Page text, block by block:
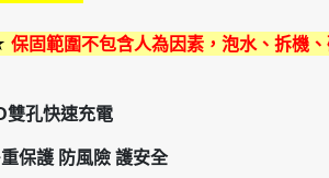
保固範圍不包含人為因素，泡水、拆機
孔快速充電
保護 防風險 護安全